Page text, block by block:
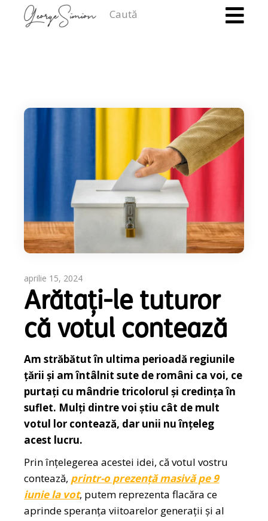
aprilie 15, 2024
Arătați-le tuturor
că votul contează
Am străbătut în ultima perioadă regiunile
țării și am întâlnit sute de români ca voi, ce
purtați cu mândrie tricolorul și credința în
suflet. Mulți dintre voi știu cât de mult
votul lor contează, dar unii nu înțeleg
acest lucru.
Prin înțelegerea acestei idei, că votul vostru
contează, printr-o prezență masivă pe 9
iunie la vot, putem reprezenta flacăra ce
aprinde speranța viitoarelor generații și al